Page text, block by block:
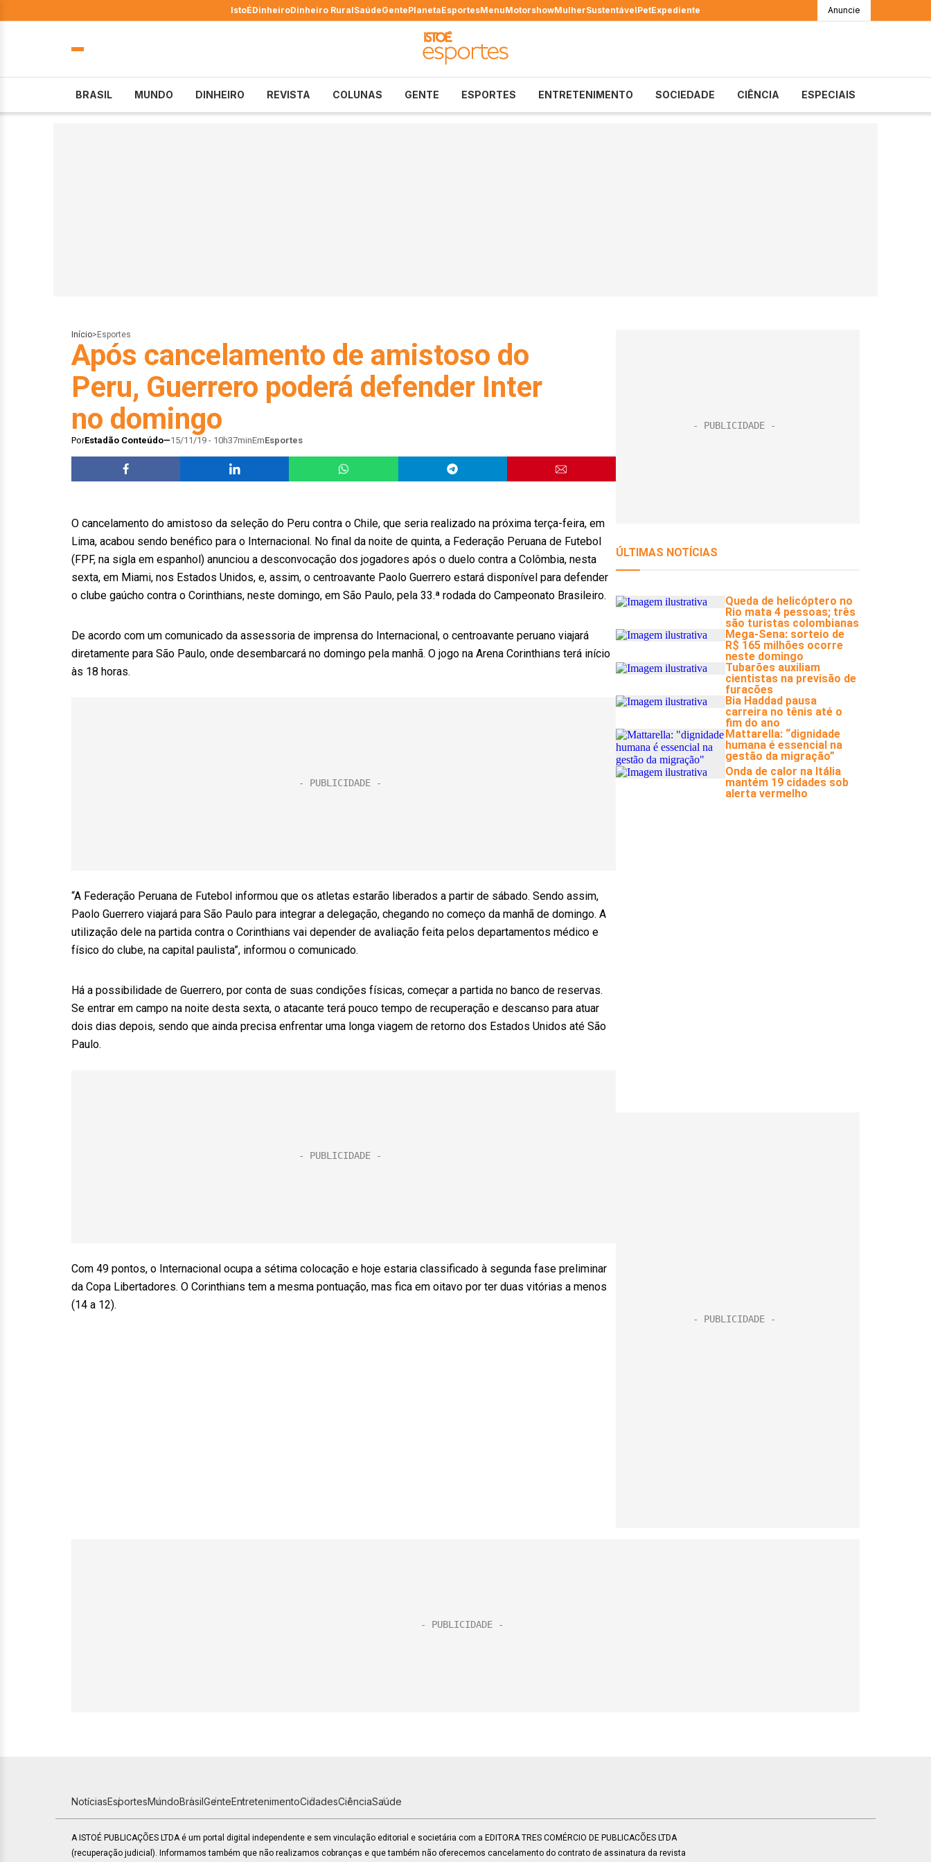
IstoÉDinheiroDinheiro RuralSaúdeGentePlanetaEsportesMenuMotorshowMulherSustentávelPetExpediente Anuncie
BRASIL MUNDO DINHEIRO REVISTA COLUNAS GENTE ESPORTES ENTRETENIMENTO SOCIEDADE CIÊNCIA ESPECIAIS
Início> Esportes
Após cancelamento de amistoso do
Peru, Guerrero poderá defender Inter
no domingo
PorEstadão Conteúdo 15/11/19 - 10h37minEmEsportes
O cancelamento do amistoso da seleção do Peru contra o Chile, que seria realizado na próxima terça-feira, em
Lima, acabou sendo benéfico para o Internacional. No final da noite de quinta, a Federação Peruana de Futebol
(FPF, na sigla em espanhol) anunciou a desconvocação dos jogadores após o duelo contra a Colômbia, nesta
sexta, em Miami, nos Estados Unidos, e, assim, o centroavante Paolo Guerrero estará disponível para defender
o clube gaúcho contra o Corinthians, neste domingo, em São Paulo, pela 33.ª rodada do Campeonato Brasileiro.
De acordo com um comunicado da assessoria de imprensa do Internacional, o centroavante peruano viajará
diretamente para São Paulo, onde desembarcará no domingo pela manhã. O jogo na Arena Corinthians terá início
às 18 horas.
“A Federação Peruana de Futebol informou que os atletas estarão liberados a partir de sábado. Sendo assim,
Paolo Guerrero viajará para São Paulo para integrar a delegação, chegando no começo da manhã de domingo. A
utilização dele na partida contra o Corinthians vai depender de avaliação feita pelos departamentos médico e
físico do clube, na capital paulista”, informou o comunicado.
Há a possibilidade de Guerrero, por conta de suas condições físicas, começar a partida no banco de reservas.
Se entrar em campo na noite desta sexta, o atacante terá pouco tempo de recuperação e descanso para atuar
dois dias depois, sendo que ainda precisa enfrentar uma longa viagem de retorno dos Estados Unidos até São
Paulo.
Com 49 pontos, o Internacional ocupa a sétima colocação e hoje estaria classificado à segunda fase preliminar
da Copa Libertadores. O Corinthians tem a mesma pontuação, mas fica em oitavo por ter duas vitórias a menos
(14 a 12).
NotíciasEsportesMundoBrasilGenteEntretenimentoCidadesCiênciaSaúde
A ISTOÉ PUBLICAÇÕES LTDA é um portal digital independente e sem vinculação editorial e societária com a EDITORA TRES COMÉRCIO DE PUBLICACÕES LTDA
(recuperação judicial). Informamos também que não realizamos cobranças e que também não oferecemos cancelamento do contrato de assinatura da revista